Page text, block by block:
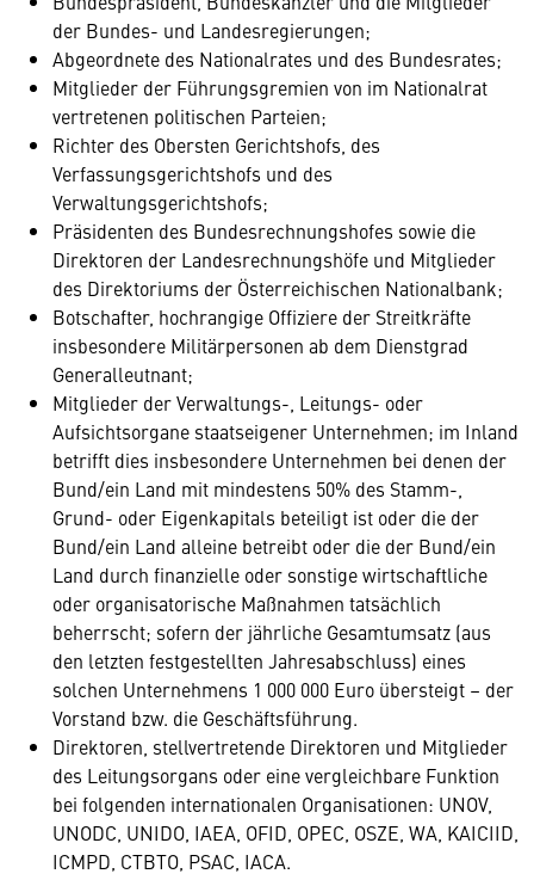
der Bundes- und Landesregierungen;
Abgeordnete des Nationalrates und des Bundesrates;
Mitglieder der Führungsgremien von im Nationalrat
vertretenen politischen Parteien;
Richter des Obersten Gerichtshofs, des
Verfassungsgerichtshofs und des
Verwaltungsgerichtshofs;
Präsidenten des Bundesrechnungshofes sowie die
Direktoren der Landesrechnungshöfe und Mitglieder
des Direktoriums der Österreichischen Nationalbank;
Botschafter, hochrangige Offiziere der Streitkräfte
insbesondere Militärpersonen ab dem Dienstgrad
Generalleutnant;
Mitglieder der Verwaltungs-, Leitungs- oder
Aufsichtsorgane staatseigener Unternehmen; im Inland
betrifft dies insbesondere Unternehmen bei denen der
Bund/ein Land mit mindestens 50% des Stamm-,
Grund- oder Eigenkapitals beteiligt ist oder die der
Bund/ein Land alleine betreibt oder die der Bund/ein
Land durch finanzielle oder sonstige wirtschaftliche
oder organisatorische Maßnahmen tatsächlich
beherrscht; sofern der jährliche Gesamtumsatz (aus
den letzten festgestellten Jahresabschluss) eines
solchen Unternehmens 1 000 000 Euro übersteigt – der
Vorstand bzw. die Geschäftsführung.
Direktoren, stellvertretende Direktoren und Mitglieder
des Leitungsorgans oder eine vergleichbare Funktion
bei folgenden internationalen Organisationen: UNOV,
UNODC, UNIDO, IAEA, OFID, OPEC, OSZE, WA, KAICIID,
ICMPD, CTBTO, PSAC, IACA.